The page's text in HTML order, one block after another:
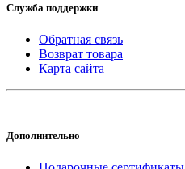
Служба поддержки
Обратная связь
Возврат товара
Карта сайта
Дополнительно